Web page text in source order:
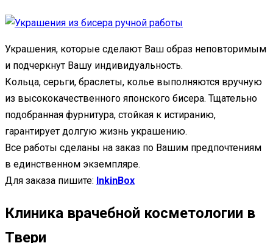
Украшения, которые сделают Ваш образ неповторимым
и подчеркнут Вашу индивидуальность.
Кольца, серьги, браслеты, колье выполняются вручную
из высококачественного японского бисера. Тщательно
подобранная фурнитура, стойкая к истиранию,
гарантирует долгую жизнь украшению.
Все работы сделаны на заказ по Вашим предпочтениям
в единственном экземпляре.
Для заказа пишите: InkinBox
Клиника врачебной косметологии в
Твери